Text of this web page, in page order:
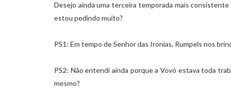
Desejo ainda uma terceira temporada mais
estou pedindo muito?
PS1: Em tempo de Senhor das Ironias, Rumpels nos
PS2: Não entendi ainda porque a Vovó estava toda
mesmo?